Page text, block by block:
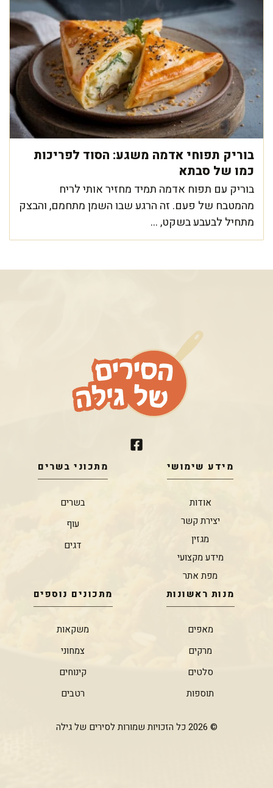
בוריק תפוחי אדמה משגע: הסוד לפריכות
כמו של סבתא
בוריק עם תפוח אדמה תמיד מחזיר אותי לריח
מהמטבח של פעם. זה הרגע שבו השמן מתחמם, והבצק
מתחיל לבעבע בשקט, ...
מידע שימושי
אודות
יצירת קשר
מגזין
מידע מקצועי
מפת אתר
מתכוני בשרים
בשרים
עוף
דגים
מנות ראשונות
מאפים
מרקים
סלטים
תוספות
מתכונים נוספים
משקאות
צמחוני
קינוחים
רטבים
© 2026 כל הזכויות שמורות לסירים של גילה